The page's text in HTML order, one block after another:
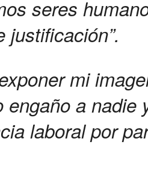
seres
mi
a nadie
laboral por